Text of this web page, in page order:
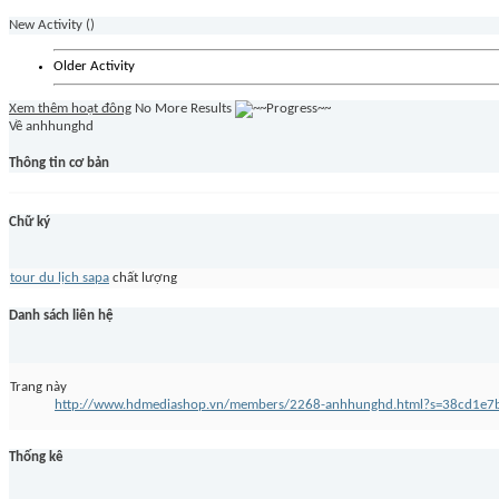
New Activity ()
Older Activity
Xem thêm hoạt đông No More Results
Về anhhunghd
Thông tin cơ bản
Chữ ký
tour du lịch sapa chất lượng
Danh sách liên hệ
Trang này
http://www.hdmediashop.vn/members/2268-
Thống kê